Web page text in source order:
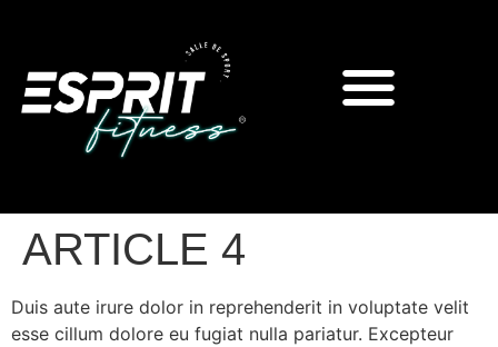
ARTICLE 4
Duis aute irure dolor in reprehenderit in voluptate velit
esse cillum dolore eu fugiat nulla pariatur. Excepteur